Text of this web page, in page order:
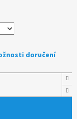
doručení